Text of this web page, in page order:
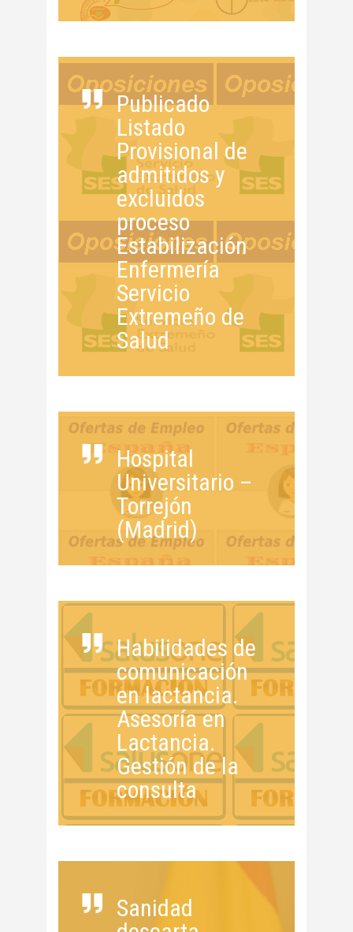
Publicado
Listado
Provisional de
admitidos y
excluidos
proceso
Estabilización
Enfermería
Servicio
Extremeño de
Salud
Hospital
Universitario –
Torrejón
(Madrid)
Habilidades de
comunicación
en lactancia.
Asesoría en
Lactancia.
Gestión de la
consulta
Sanidad